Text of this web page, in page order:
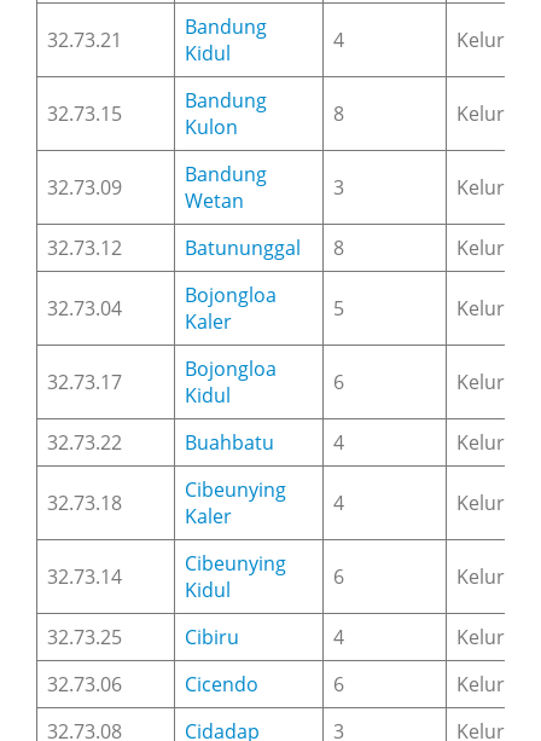
32.73.21
Bandung
Kidul
4
32.73.15
Bandung
Kulon
8
32.73.09
Bandung
Wetan
3
32.73.12 Batununggal 8
32.73.04
Bojongloa
Kaler
5
32.73.17
Bojongloa
Kidul
6
32.73.22 Buahbatu 4
32.73.18
Cibeunying
Kaler
4
32.73.14
Cibeunying
Kidul
6
32.73.25 Cibiru 4
32.73.06
Cicendo 6
32.73.08
Cidadap 3